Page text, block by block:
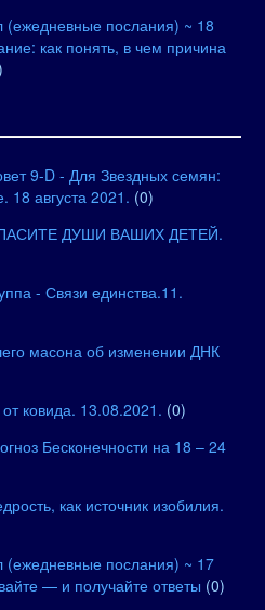
(ежедневные послания) ~ 18
как понять, в чем причина
9-D - Для Звездных семян:
18 августа 2021. (0)
ДУШИ ВАШИХ ДЕТЕЙ.
- Связи единства.11.
масона об изменении ДНК
ковида. 13.08.2021. (0)
Бесконечности на 18 – 24
как источник изобилия.
(ежедневные послания) ~ 17
— и получайте ответы (0)